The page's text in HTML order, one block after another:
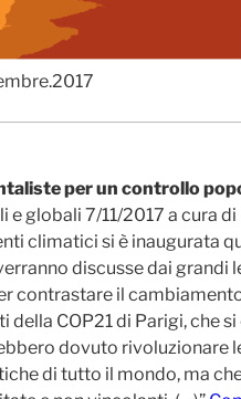
per un controllo
e globali 7/11/2017 a cura di
climatici si è inaugurata
discusse dai grandi
contrastare il
COP21 di Parigi, che
dovuto rivoluzionare
di tutto il mondo, ma